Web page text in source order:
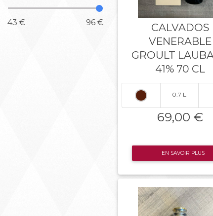
43 € 96 €
CALVADOS
VENERABLE
GROULT
41% 70 CL
0.7 L
69,00 €
EN SAVOIR PLUS